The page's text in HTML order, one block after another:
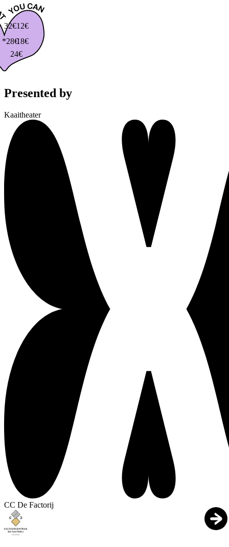
32€
*28€
24€
18€
12€
Presented by
Kaaitheater
CC De Factorij